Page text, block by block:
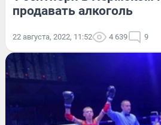
продавать алкоголь
22 августа, 2022, 11:52 4 639 9